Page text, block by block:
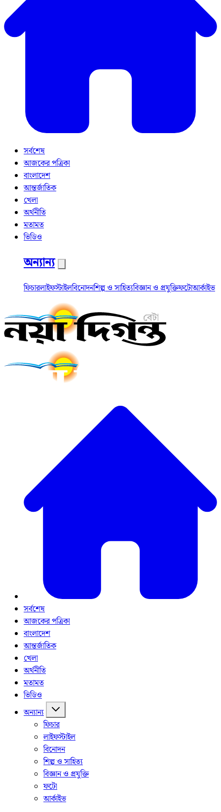
সর্বশেষ
আজকের পত্রিকা
বাংলাদেশ
আন্তর্জাতিক
খেলা
অর্থনীতি
মতামত
ভিডিও
অন্যান্য
ফিচারলাইফস্টাইলবিনোদনশিল্প ও সাহিত্যবিজ্ঞান ও প্রযুক্তিফটোআর্কাইভ
সর্বশেষ
আজকের পত্রিকা
বাংলাদেশ
আন্তর্জাতিক
খেলা
অর্থনীতি
মতামত
ভিডিও
অন্যান্য
ফিচার
লাইফস্টাইল
বিনোদন
শিল্প ও সাহিত্য
বিজ্ঞান ও প্রযুক্তি
ফটো
আর্কাইভ